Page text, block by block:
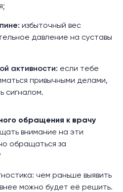
избыточный вес
давление на суставы
активности: если тебе
привычными делами,
сигналом.
обращения к врачу
внимание на эти
обращаться за
чем раньше выявить
можно будет её решить.